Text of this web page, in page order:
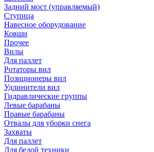
Задний мост (управляемый)
Ступица
Навесное оборудование
Ковши
Прочее
Вилы
Для паллет
Ротаторы вил
Позиционеры вил
Удлинители вил
Гидравлические группы
Левые барабаны
Правые барабаны
Отвалы для уборки снега
Захваты
Для паллет
Для белой техники